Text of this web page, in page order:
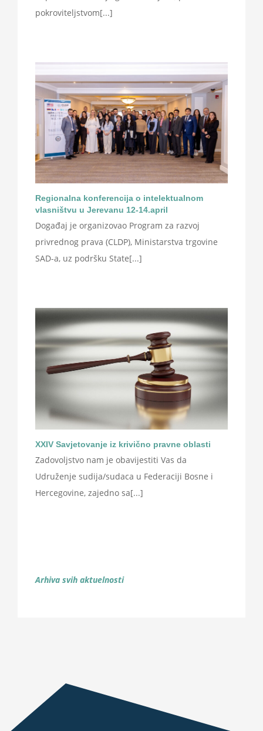
pokroviteljstvom[...]
Regionalna konferencija o intelektualnom
vlasništvu u Jerevanu 12-14.april
Događaj je organizovao Program za razvoj
privrednog prava (CLDP), Ministarstva trgovine
SAD-a, uz podršku State[...]
XXIV Savjetovanje iz krivično pravne oblasti
Zadovoljstvo nam je obavijestiti Vas da
Udruženje sudija/sudaca u Federaciji Bosne i
Hercegovine, zajedno sa[...]
Arhiva svih aktuelnosti